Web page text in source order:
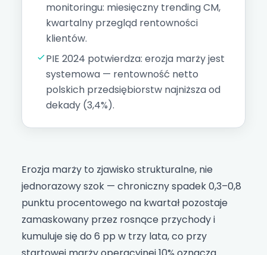
monitoringu: miesięczny trending CM,
kwartalny przegląd rentowności
klientów.
PIE 2024 potwierdza: erozja marży jest
systemowa — rentowność netto
polskich przedsiębiorstw najniższa od
dekady (3,4%).
Erozja marży to zjawisko strukturalne, nie
jednorazowy szok — chroniczny spadek 0,3–0,8
punktu procentowego na kwartał pozostaje
zamaskowany przez rosnące przychody i
kumuluje się do 6 pp w trzy lata, co przy